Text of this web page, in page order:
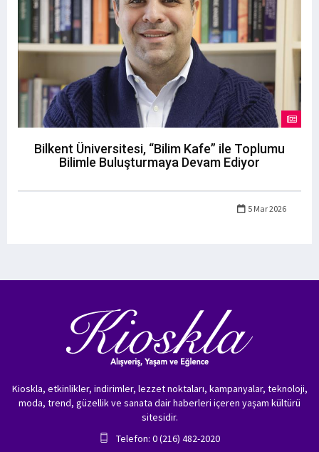
Bilkent Üniversitesi, “Bilim Kafe” ile Toplumu
Bilimle Buluşturmaya Devam Ediyor
5 Mar 2026
Kioskla, etkinlikler, indirimler, lezzet noktaları, kampanyalar, teknoloji,
moda, trend, güzellik ve sanata dair haberleri içeren yaşam kültürü
sitesidir.
Telefon: 0 (216) 482-2020